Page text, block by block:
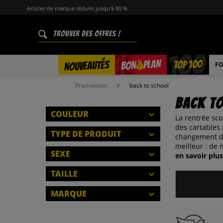
Articles de marque réduits jusqu’à 80 %
NOUVEAUTÉS BON PLAN
% TOP 100
Promotions back to school
COULEUR
TYPE DE PRODUIT
SKATEBOARD
MAILLOTS DE BAIN
BALLONS
TENUES DE FOOT
BUTS DE FOOTBALL
SEXE
HOMMES
FEMMES
ENFANTS
TAILLE
S
MARQUE
Back
La rentrée
des
changement
meilleur : de
en savoir plus